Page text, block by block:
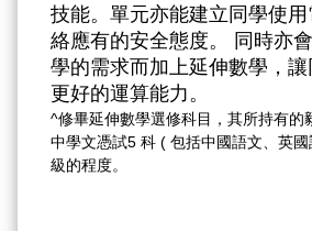
技能。單元亦能建立同學使
絡應有的安全態度。 同時亦
學的需求而加上延伸數學，
更好的運算能力。
^修畢延伸數學選修科目，其所持有的
中學文憑試5 科 ( 包括中國語文、英
級的程度。